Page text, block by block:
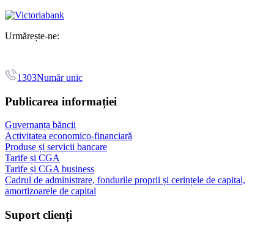
Urmărește-ne:
1303Număr unic
Publicarea informației
Guvernanța băncii
Activitatea economico-financiară
Produse și servicii bancare
Tarife și CGA
Tarife și CGA business
Cadrul de administrare, fondurile proprii și cerințele de capital,
amortizoarele de capital
Suport clienți